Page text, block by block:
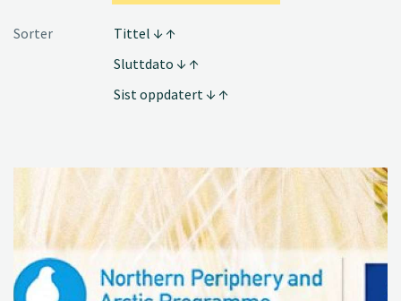
Sorter
Tittel
Sluttdato
Sist oppdatert